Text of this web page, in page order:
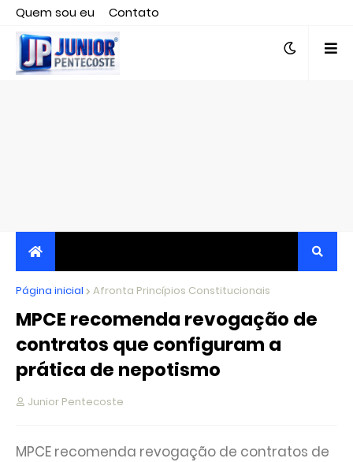
Quem sou eu
Contato
Editor responsável, jornalista Clovis Almeida.
JORNALISMO INDEPENDENTE, TRANSPARENTE E
CRÍTICO
Página inicial Afronta Princípios Constitucionais
MPCE recomenda revogação de
contratos que configuram a
prática de nepotismo
Junior Pentecoste
MPCE recomenda revogação de contratos de